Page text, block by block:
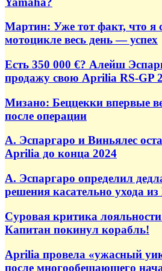
Мартин: Уже тот факт, что я
мотоцикле весь день — успех
Есть 350 000 €? Алейш
продажу свою Aprilia RS-GP
Мизано: Беццекки впервые
после операции
А. Эспаргаро и Виньялес
Aprilia до конца 2024
А. Эспаргаро определил
решения касательно ухода
Суровая критика
Капитан покинул корабль!
Aprilia провела «ужасный
после многообещающего